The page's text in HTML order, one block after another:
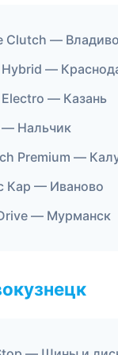
Clutch —
—
Electro — Казань
Нальчик
Premium —
Кар — Иваново
— Мурманск